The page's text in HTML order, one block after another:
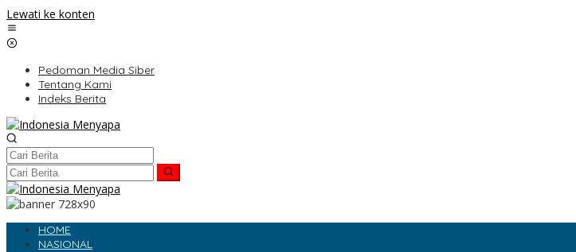
Lewati ke konten
Pedoman Media Siber
Tentang Kami
Indeks Berita
HOME
NASIONAL